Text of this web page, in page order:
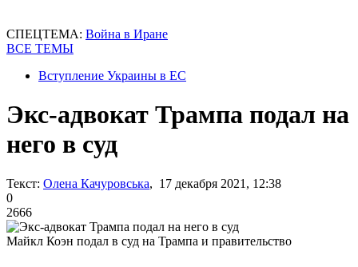
СПЕЦТЕМА: Война в Иране
ВСЕ ТЕМЫ
Вступление Украины в ЕС
Экс-адвокат Трампа подал на
него в суд
Текст: Олена Качуровська, 17 декабря 2021, 12:38
0
2666
Майкл Коэн подал в суд на Трампа и правительство